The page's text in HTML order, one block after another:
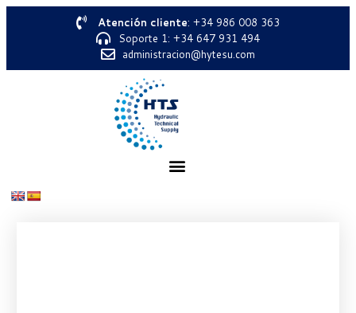
Atención cliente: +34 986 008 363
Soporte 1: +34 647 931 494
administracion@hytesu.com